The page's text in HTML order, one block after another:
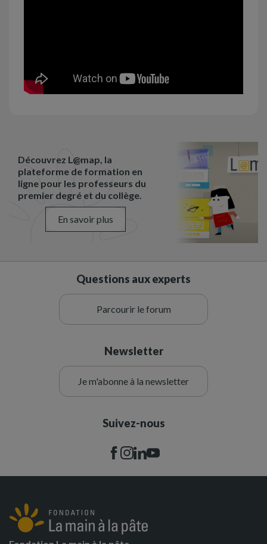
Découvrez L@map, la
plateforme de formation en
ligne pour les professeurs du
premier degré et du collège.
En savoir plus
Questions aux experts
Parcourir le forum
Newsletter
Je m'abonne à la newsletter
Suivez-nous